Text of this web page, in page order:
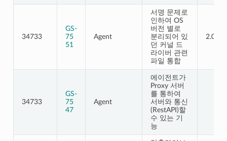
34733
GS-
75
51
Agent
서명 문제로
인하여 OS
버전 별로
분리되어 있
던 커널 드
라이버 관련
파일 통합
34733
GS-
75
47
Agent
에이전트가
Proxy 서버
를 통하여
서버와 통신
(RestAPI)할
수 있는 기
능